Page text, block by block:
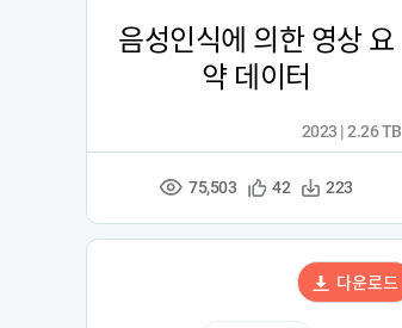
음성인식에 의한 영상 요
약 데이터
조
수
75,503
관
등
록
42
다
수
223
2023 | 2.26 TB
다운로드